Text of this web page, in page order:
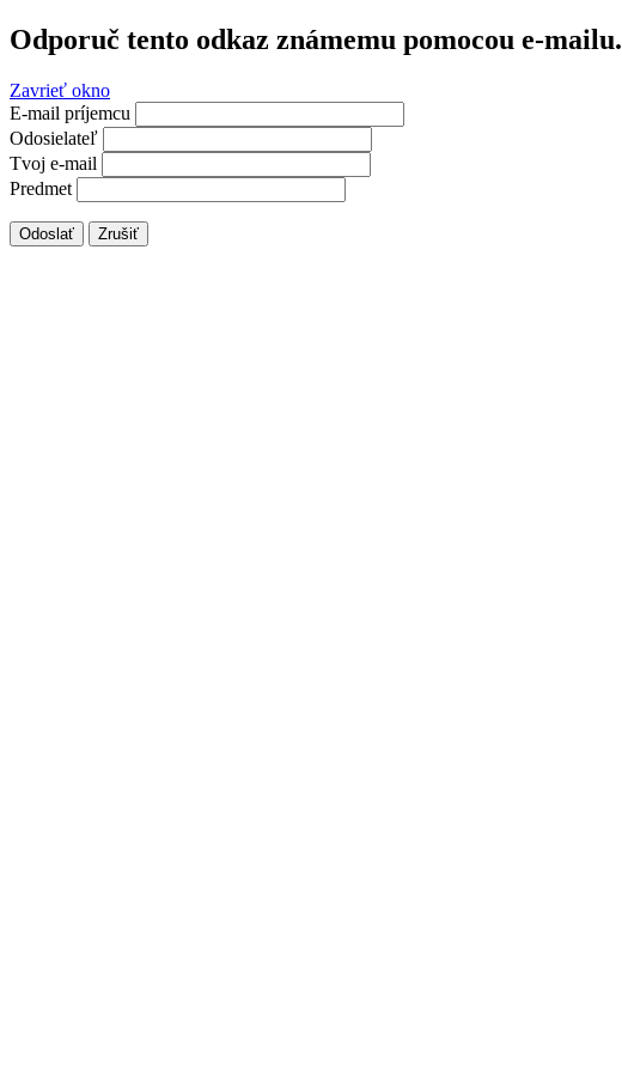
Odporuč tento odkaz známemu pomocou e-mailu.
Zavrieť okno
E-mail príjemcu
Odosielateľ
Tvoj e-mail
Predmet
Odoslať Zrušiť